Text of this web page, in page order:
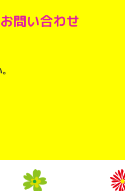
問い合わせ